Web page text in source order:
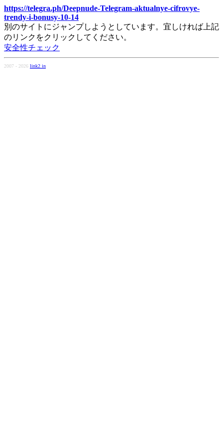
https://telegra.ph/Deepnude-Telegram-aktualnye-cifrovye-
trendy-i-bonusy-10-14
別のサイトにジャンプしようとしています。宜しければ上記
のリンクをクリックしてください。
安全性チェック
2007 - 2026 link2.in